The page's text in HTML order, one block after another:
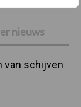
nieuws
van schijven